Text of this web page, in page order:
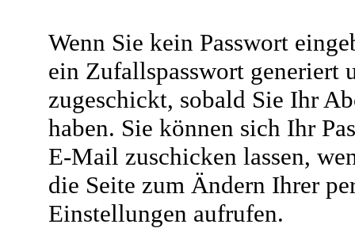
Wenn Sie kein Passwort
ein Zufallspasswort generiert
zugeschickt, sobald Sie Ihr
haben. Sie können sich Ihr
E-Mail zuschicken lassen,
die Seite zum Ändern Ihrer
Einstellungen aufrufen.